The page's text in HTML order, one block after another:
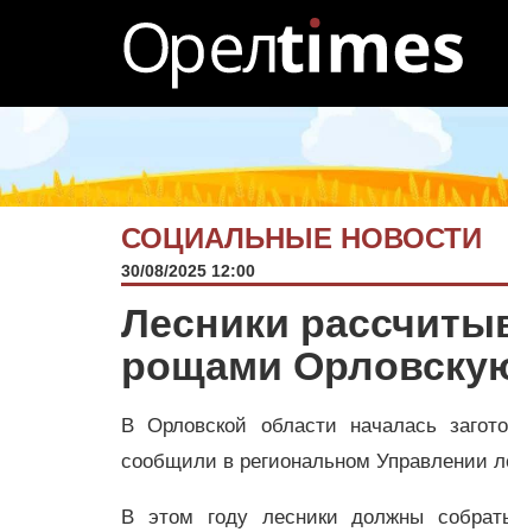
СОЦИАЛЬНЫЕ НОВОСТИ
30/08/2025 12:00
Лесники
рощами
В Орловской области началась
сообщили в региональном Управлении
В этом году лесники должны